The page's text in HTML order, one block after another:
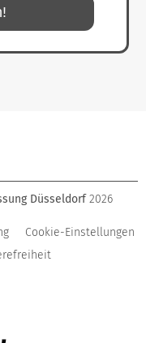
Düsseldorf 2026
Cookie-Einstellungen